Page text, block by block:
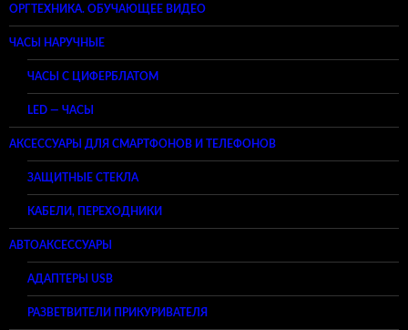
ОРГТЕХНИКА. ОБУЧАЮЩЕЕ ВИДЕО
ЧАСЫ НАРУЧНЫЕ
ЧАСЫ С ЦИФЕРБЛАТОМ
LED — ЧАСЫ
АКСЕССУАРЫ ДЛЯ СМАРТФОНОВ И ТЕЛЕФОНОВ
ЗАЩИТНЫЕ СТЕКЛА
КАБЕЛИ, ПЕРЕХОДНИКИ
АВТОАКСЕССУАРЫ
АДАПТЕРЫ USB
РАЗВЕТВИТЕЛИ ПРИКУРИВАТЕЛЯ